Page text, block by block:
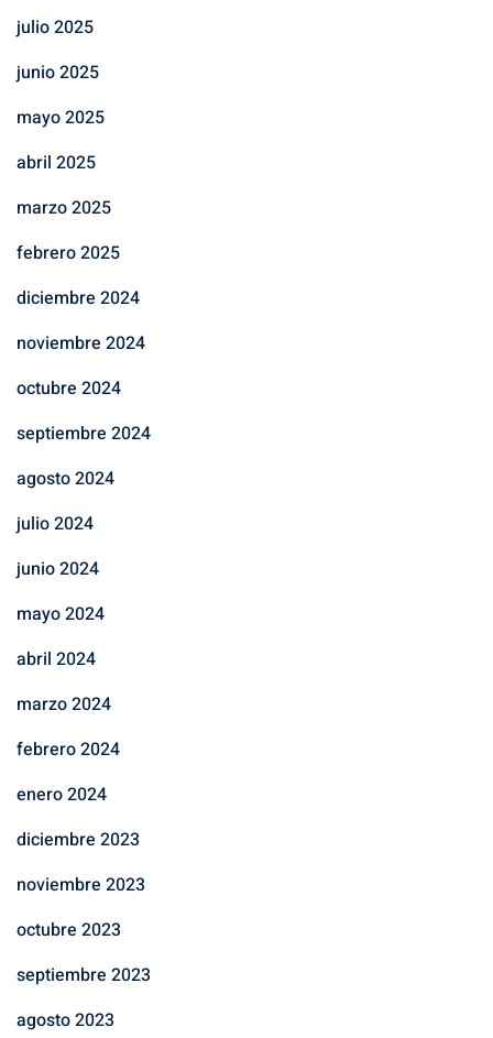
julio 2025
junio 2025
mayo 2025
abril 2025
marzo 2025
febrero 2025
diciembre 2024
noviembre 2024
octubre 2024
septiembre 2024
agosto 2024
julio 2024
junio 2024
mayo 2024
abril 2024
marzo 2024
febrero 2024
enero 2024
diciembre 2023
noviembre 2023
octubre 2023
septiembre 2023
agosto 2023